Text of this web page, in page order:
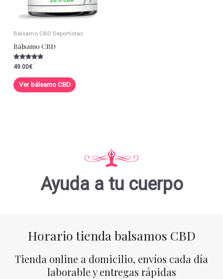
Bálsamo CBD Deportistas
Bálsamo CBD
Valorado con
5.00
de 5
49.00€
Ver bálsamo CBD
Ayuda a tu cuerpo
Horario tienda balsamos CBD
Tienda online a domicilio, envíos cada día
laborable y entregas rápidas